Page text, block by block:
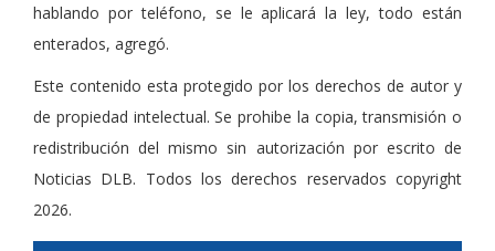
hablando por teléfono, se le aplicará la ley, todo están
enterados, agregó.
Este contenido esta protegido por los derechos de autor y
de propiedad intelectual. Se prohibe la copia, transmisión o
redistribución del mismo sin autorización por escrito de
Noticias DLB. Todos los derechos reservados copyright
2026.